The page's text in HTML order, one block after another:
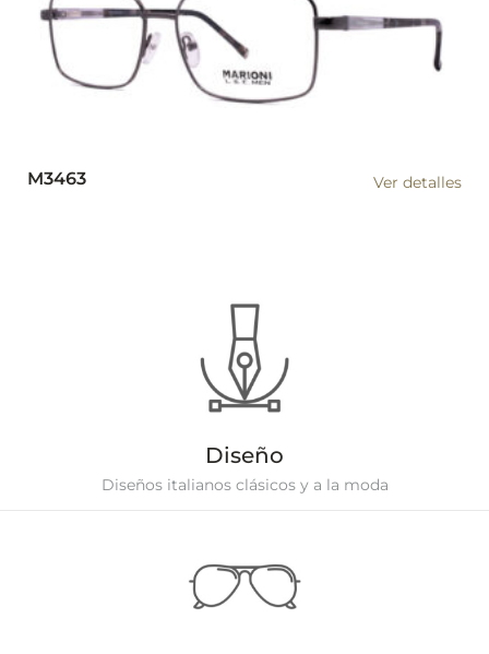
M3463 Ver detalles
Diseño
Diseños italianos clásicos y a la moda